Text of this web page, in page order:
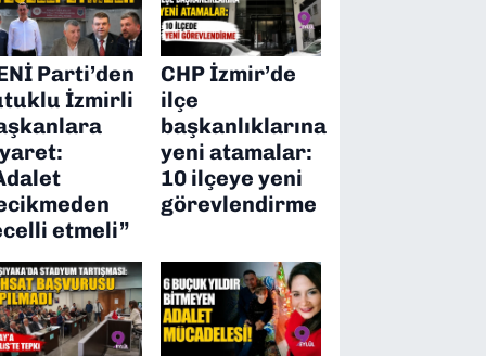
Parti’den
İzmirli
etmeli”
CHP İzmir’de
ilçe
başkanlıklarına
yeni atamalar:
10 ilçeye yeni
görevlendirme